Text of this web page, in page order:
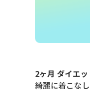
2ヶ月 ダイエ
綺麗に着こな